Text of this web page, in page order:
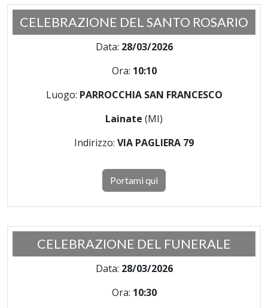
CELEBRAZIONE DEL SANTO ROSARIO
Data: 28/03/2026
Ora: 10:10
Luogo: PARROCCHIA SAN FRANCESCO
Lainate (MI)
Indirizzo: VIA PAGLIERA 79
Portami qui
CELEBRAZIONE DEL FUNERALE
Data: 28/03/2026
Ora: 10:30